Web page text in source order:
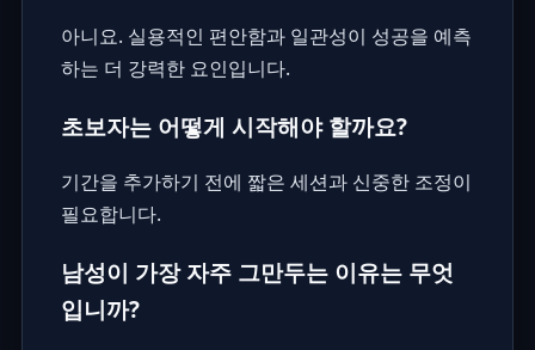
아니요. 실용적인 편안함과 일관성이 성공을 예측
하는 더 강력한 요인입니다.
초보자는 어떻게 시작해야 할까요?
기간을 추가하기 전에 짧은 세션과 신중한 조정이
필요합니다.
남성이 가장 자주 그만두는 이유는 무엇
입니까?